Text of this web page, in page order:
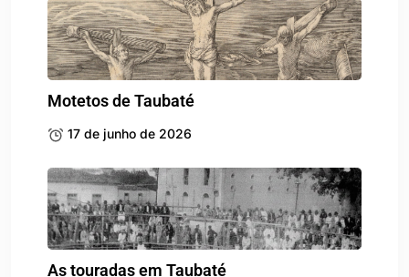
Motetos de Taubaté
17 de junho de 2026
As touradas em Taubaté